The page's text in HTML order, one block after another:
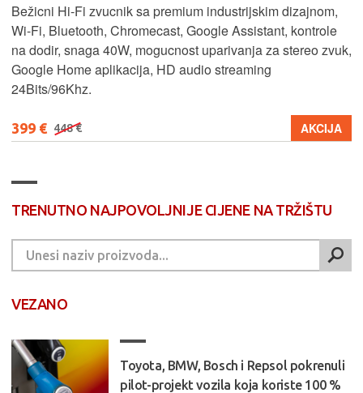
Bežicni Hi-Fi zvucnik sa premium industrijskim dizajnom,
Wi-Fi, Bluetooth, Chromecast, Google Assistant, kontrole
na dodir, snaga 40W, mogucnost uparivanja za stereo zvuk,
Google Home aplikacija, HD audio streaming
24Bits/96Khz.
399 € 448 € AKCIJA
TRENUTNO NAJPOVOLJNIJE CIJENE NA TRŽIŠTU
VEZANO
Toyota, BMW, Bosch i Repsol pokrenuli
pilot-projekt vozila koja koriste 100 %